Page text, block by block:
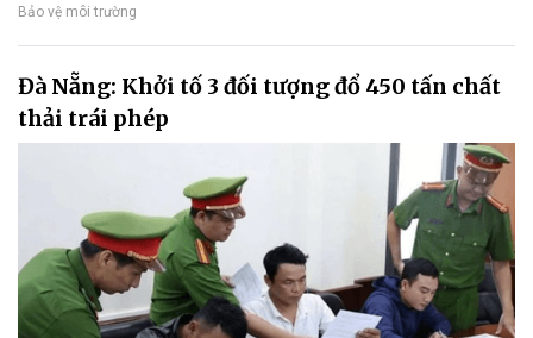
Bảo vệ môi trường
Đà Nẵng: Khởi tố 3 đối tượng đổ 450 tấn chất
thải trái phép